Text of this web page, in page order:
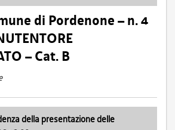
di Pordenone – n. 4
– Cat. B
della presentazione delle